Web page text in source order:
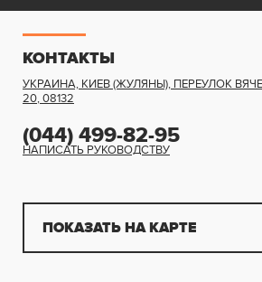
КОНТАКТЫ
УКРАИНА, КИЕВ (ЖУЛЯНЫ), ПЕРЕУЛОК
20,08132
(044) 499-82-95
НАПИСАТЬ РУКОВОДСТВУ
ПОКАЗАТЬ НА КАРТЕ